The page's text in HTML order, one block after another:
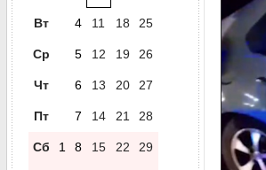
Вт 4 11 18 25
Ср 5 12 19 26
Чт 6 13 20 27
Пт 7 14 21 28
Сб 1 8 15 22 29